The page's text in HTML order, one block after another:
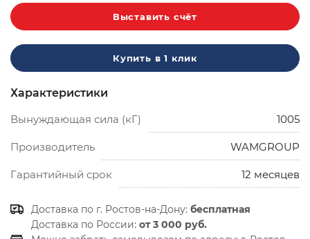
Выставить счёт
Купить в 1 клик
Характеристики
Вынуждающая сила (кГ)
1005
Производитель WAMGROUP
Гарантийный срок 12 месяцев
Доставка по г. Ростов-на-Дону: бесплатная
Доставка по России: от 3 000 руб.